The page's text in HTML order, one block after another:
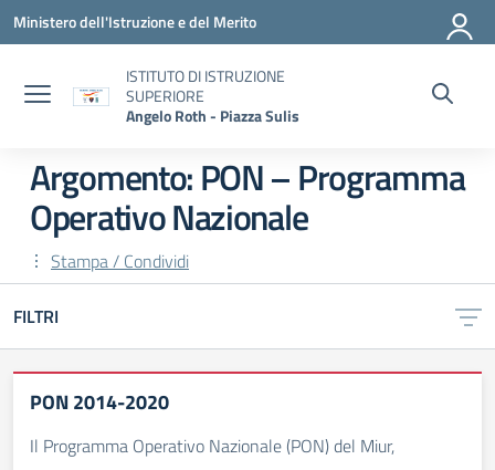
Vai ai contenuti
Vai al menu di navigazione
Vai al footer
Ministero dell'Istruzione e del Merito
ISTITUTO DI ISTRUZIONE
SUPERIORE
Angelo Roth - Piazza Sulis
Argomento: PON – Programma
Operativo Nazionale
Stampa / Condividi
FILTRI
PON 2014-2020
Il Programma Operativo Nazionale (PON) del Miur,